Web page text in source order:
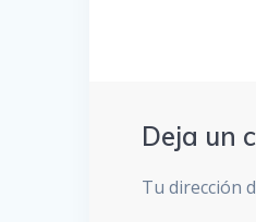
Deja un
Tu dirección